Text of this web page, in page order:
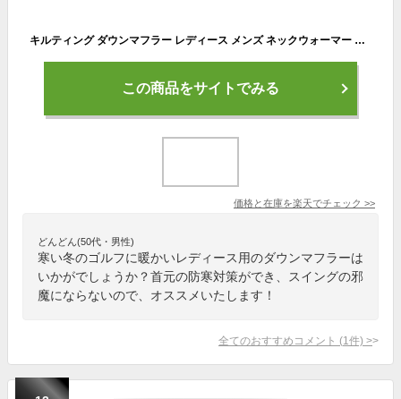
キルティング ダウンマフラー レディース メンズ ネックウォーマー スヌード 14678100 Octave Octave オクターブオクターブ BOA DOWN FEATHER MINI MUFFLER ギフト 贈り物 誕生日 御祝い プレゼント【あす楽対応】
この商品をサイトでみる
価格と在庫を楽天でチェック >>
どんどん(50代・男性)
寒い冬のゴルフに暖かいレディース用のダウンマフラーは
いかがでしょうか？首元の防寒対策ができ、スイングの邪
魔にならないので、オススメいたします！
全てのおすすめコメント (1 件) >